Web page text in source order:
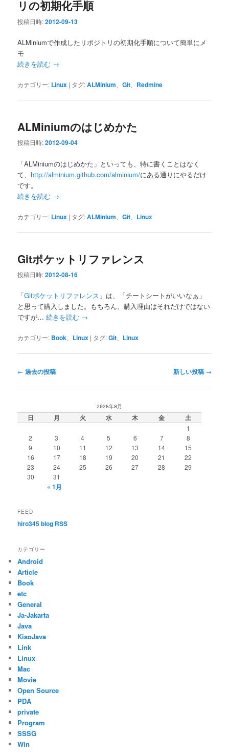
リの初期化手順
投稿日時:2012-09-13
ALMiniumで作成したリポジトリの初期化手順について簡単にメ
モ
続きを読む →
カテゴリー: Linux | タグ:ALMinium 、Git Redmine
ALMiniumのはじめかた
投稿日時:2012-09-04
「ALMiniumのはじめかた」といっても、特に書くことはなく
て、 http://alminium.github.com/alminium/にある通りにやるだけ
です。
続きを読む →
カテゴリー: Linux | タグ:ALMinium 、Git Linux
Gitポケットリファレンス
投稿日時:2012-08-16
「Gitポケットリファレンス 」は、「チートシートがいいなぁ」
と思って購入しました。もちろん、購入理由はそれだけではない
ですが…続きを読む →
カテゴリー: Book、 Linux | タグ:Git、 Linux
投
ナ
ゲ
ー
← 過去の投稿 新しい投稿 →
2026年8月
日 月 火 水 木 金 土
1
2
3 4 5 6 7
8
9
10 11 12 13 14
15
16
17 18 19 20 21
22
23
24 25 26 27 28
29
30
31
« 1月
FEED
hiro345 blog RSS
カテゴリー
Android
Article
Book
etc
General
Ja-Jakarta
Java
KisoJava
Link
Linux
Mac
Movie
Open Source
PDA
private
Program
SSSG
Win